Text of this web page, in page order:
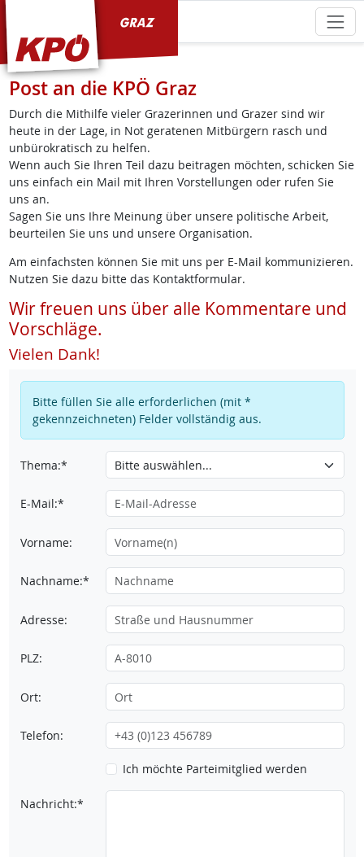
Post an die KPÖ Graz
Durch die Mithilfe vieler Grazerinnen und Grazer sind wir
heute in der Lage, in Not geratenen Mitbürgern rasch und
unbürokratisch zu helfen.
Wenn auch Sie Ihren Teil dazu beitragen möchten, schicken Sie
uns einfach ein Mail mit Ihren Vorstellungen oder rufen Sie
uns an.
Sagen Sie uns Ihre Meinung über unsere politische Arbeit,
beurteilen Sie uns und unsere Organisation.
Am einfachsten können Sie mit uns per E-Mail kommunizieren.
Nutzen Sie dazu bitte das Kontaktformular.
Wir freuen uns über alle Kommentare und
Vorschläge.
Vielen Dank!
Bitte füllen Sie alle erforderlichen (mit *
gekennzeichneten) Felder vollständig aus.
Thema:*
E-Mail:*
Vorname:
Nachname:*
Adresse:
PLZ:
Ort:
Telefon:
Ich möchte Parteimitglied werden
Nachricht:*